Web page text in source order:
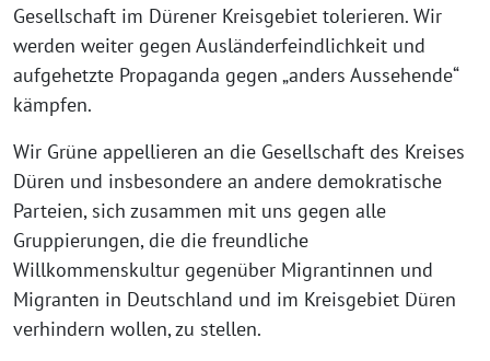
Gesellschaft im Dürener Kreisgebiet tolerieren. Wir
werden weiter gegen Ausländerfeindlichkeit und
aufgehetzte Propaganda gegen „anders Aussehende“
kämpfen.
Wir Grüne appellieren an die Gesellschaft des Kreises
Düren und insbesondere an andere demokratische
Parteien, sich zusammen mit uns gegen alle
Gruppierungen, die die freundliche
Willkommenskultur gegenüber Migrantinnen und
Migranten in Deutschland und im Kreisgebiet Düren
verhindern wollen, zu stellen.